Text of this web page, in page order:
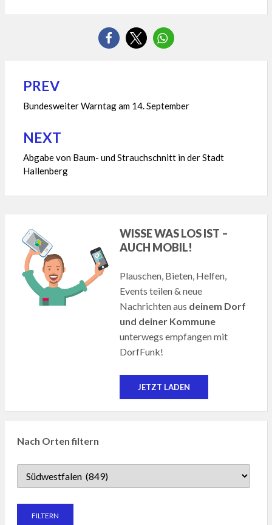
Beitragsnavigation
PREV
Bundesweiter Warntag am 14. September
NEXT
Abgabe von Baum- und Strauchschnitt in der Stadt
Hallenberg
WISSE WAS LOS IST –
AUCH MOBIL!
Plauschen, Bieten, Helfen,
Events teilen & neue
Nachrichten aus deinem Dorf
und deiner Kommune
unterwegs empfangen mit
DorfFunk!
JETZT LADEN
Nach Orten filtern